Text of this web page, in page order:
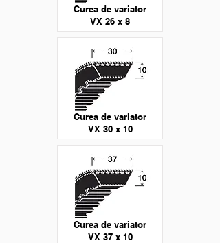
Curea de variator
VX 26 x 8
Curea de variator
VX 30 x 10
Curea de variator
VX 37 x 10